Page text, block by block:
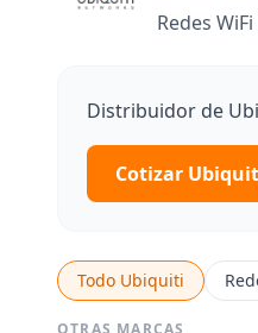
Redes
Distribuidor de
Cotizar
Todo Ubiquiti
OTRAS MARCAS